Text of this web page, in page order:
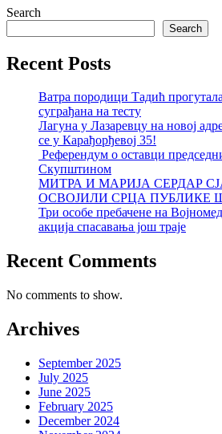
Search
Search
Recent Posts
Ватра породици Тадић
суграђана на тесту
Лагуна у Лазаревцу на новој
се у Карађорђевој 35!
Референдум о оставци
Скупштином
МИТРА И МАРИЈА СЕРДАР
ОСВОЈИЛИ СРЦА ПУБЛИКЕ
Три особе пребачене на
акција спасавања још траје
Recent Comments
No comments to show.
Archives
September 2025
July 2025
June 2025
February 2025
December 2024